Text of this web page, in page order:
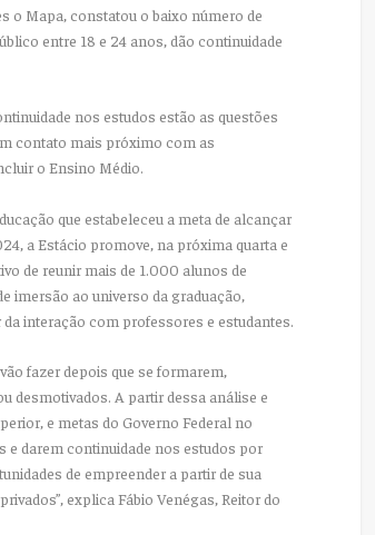
o Mapa, constatou o baixo número de
entre 18 e 24 anos, dão continuidade
nos estudos estão as questões
contato mais próximo com as
o Ensino Médio.
que estabeleceu a meta de alcançar
a Estácio promove, na próxima quarta e
de reunir mais de 1.000 alunos de
imersão ao universo da graduação,
interação com professores e estudantes.
fazer depois que se formarem,
desmotivados. A partir dessa análise e
e metas do Governo Federal no
e darem continuidade nos estudos por
de empreender a partir de sua
explica Fábio Venégas, Reitor do